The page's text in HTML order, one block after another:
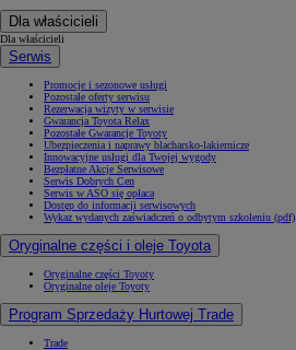
Dla właścicieli
Dla właścicieli
Serwis
Promocje i sezonowe usługi
Pozostałe oferty serwisu
Rezerwacja wizyty w serwisie
Gwarancja Toyota Relax
Pozostałe Gwarancje Toyoty
Ubezpieczenia i naprawy blacharsko-lakiernicze
Innowacyjne usługi dla Twojej wygody
Bezpłatne Akcje Serwisowe
Serwis Dobrych Cen
Serwis w ASO się opłaca
Dostęp do informacji serwisowych
Wykaz wydanych zaświadczeń o odbytym szkoleniu (pdf)
Oryginalne części i oleje Toyota
Oryginalne części Toyoty
Oryginalne oleje Toyoty
Program Sprzedaży Hurtowej Trade
Trade